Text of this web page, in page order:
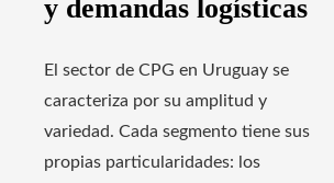
y demandas logísticas
El sector de CPG en Uruguay se
caracteriza por su amplitud y
variedad. Cada segmento tiene sus
propias particularidades: los